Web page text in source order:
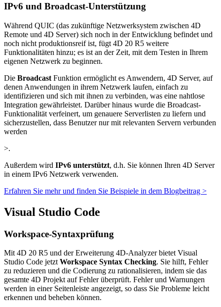
IPv6 und Broadcast-Unterstützung
Während QUIC (das zukünftige Netzwerksystem zwischen 4D
Remote und 4D Server) sich noch in der Entwicklung befindet und
noch nicht produktionsreif ist, fügt 4D 20 R5 weitere
Funktionalitäten hinzu; es ist an der Zeit, mit dem Testen in Ihrem
eigenen Netzwerk zu beginnen.
Die Broadcast Funktion ermöglicht es Anwendern, 4D Server, auf
denen Anwendungen in ihrem Netzwerk laufen, einfach zu
identifizieren und sich mit ihnen zu verbinden, was eine nahtlose
Integration gewährleistet. Darüber hinaus wurde die Broadcast-
Funktionalität verfeinert, um genauere Serverlisten zu liefern und
sicherzustellen, dass Benutzer nur mit relevanten Servern verbunden
werden
>.
Außerdem wird IPv6 unterstützt, d.h. Sie können Ihren 4D Server
in einem IPv6 Netzwerk verwenden.
Erfahren Sie mehr und finden Sie Beispiele in dem Blogbeitrag >
Visual Studio Code
Workspace-Syntaxprüfung
Mit 4D 20 R5 und der Erweiterung 4D-Analyzer bietet Visual
Studio Code jetzt Workspace Syntax Checking. Sie hilft, Fehler
zu reduzieren und die Codierung zu rationalisieren, indem sie das
gesamte 4D Projekt auf Fehler überprüft. Fehler und Warnungen
werden in einer Seitenleiste angezeigt, so dass Sie Probleme leicht
erkennen und beheben können.